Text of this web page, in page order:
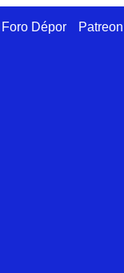
Foro Dépor Patreon